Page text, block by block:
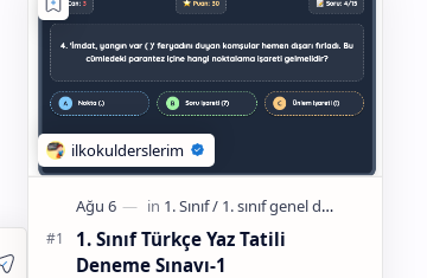
1. Sınıf Türkçe Yaz Tatili
Deneme Sınavı-1